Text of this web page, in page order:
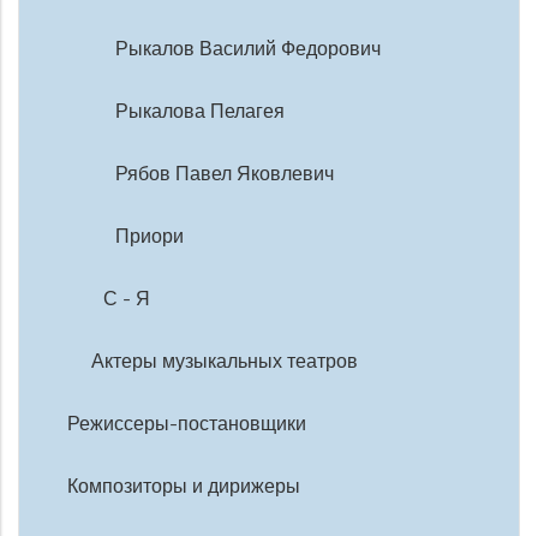
Рыкалов Василий Федорович
Рыкалова Пелагея
Рябов Павел Яковлевич
Приори
С - Я
Актеры музыкальных театров
Режиссеры-постановщики
Композиторы и дирижеры